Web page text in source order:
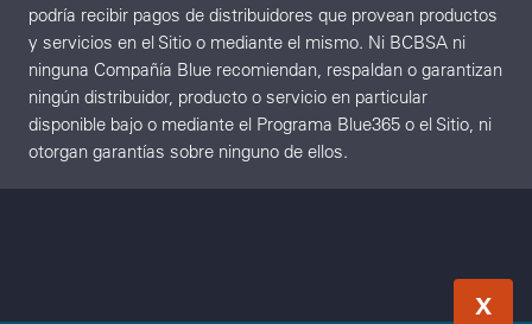
X
podría recibir pagos de distribuidores que provean productos
y servicios en el Sitio o mediante el mismo. Ni BCBSA ni
ninguna Compañía Blue recomiendan, respaldan o garantizan
ningún distribuidor, producto o servicio en particular
disponible bajo o mediante el Programa Blue365 o el Sitio, ni
otorgan garantías sobre ninguno de ellos.